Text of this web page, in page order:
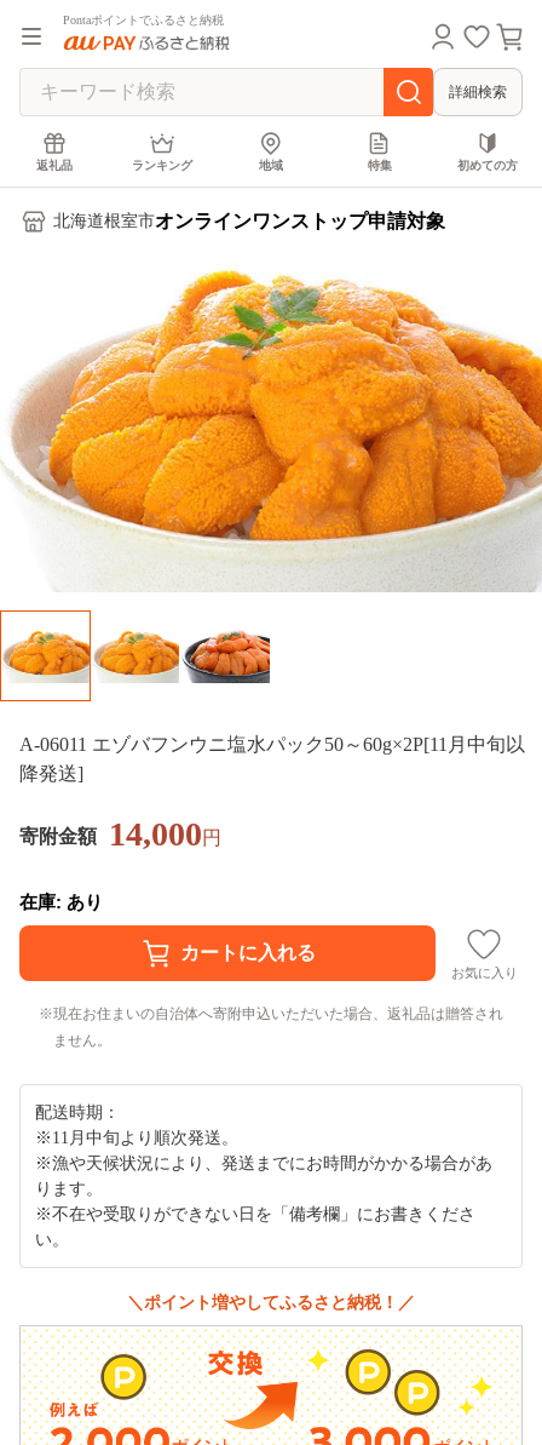
Pontaポイントでふるさと納税
詳細検索
返礼品 ランキング 地域 特集 初めての方
北海道根室市オンラインワンストップ申請対象
A-06011 エゾバフンウニ塩水パック50～60g×2P[11月中旬以
降発送]
寄附金額 14,000円
在庫: あり
お気に入り
現在お住まいの自治体へ寄附申込いただいた場合、返礼品は贈答され
ません。
配送時期：
※11月中旬より順次発送。
※漁や天候状況により、発送までにお時間がかかる場合があ
ります。
※不在や受取りができない日を「備考欄」にお書きくださ
い。
＼ポイント増やしてふるさと納税！／